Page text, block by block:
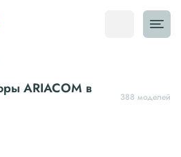
ARIACOM в
388 моделей